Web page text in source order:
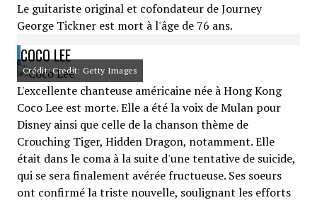
Le guitariste original et cofondateur de Journey
George Tickner est mort à l'âge de 76 ans.
COCO LEE
Crédit: Credit: Getty Images
L'excellente chanteuse américaine née à Hong Kong
Coco Lee est morte. Elle a été la voix de Mulan pour
Disney ainsi que celle de la chanson thème de
Crouching Tiger, Hidden Dragon, notamment. Elle
était dans le coma à la suite d'une tentative de suicide,
qui se sera finalement avérée fructueuse. Ses soeurs
ont confirmé la triste nouvelle, soulignant les efforts